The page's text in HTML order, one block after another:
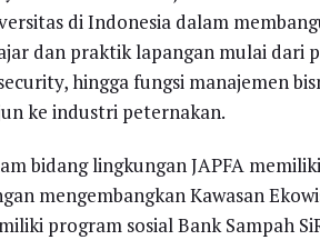
di Indonesia dalam
dan praktik lapangan mulai dari
hingga fungsi manajemen
ke industri peternakan.
bidang lingkungan JAPFA
mengembangkan Kawasan
program sosial Bank Sampah